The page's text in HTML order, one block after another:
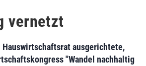
vernetzt
Hauswirtschaftsrat ausgerichtete,
"Wandel nachhaltig